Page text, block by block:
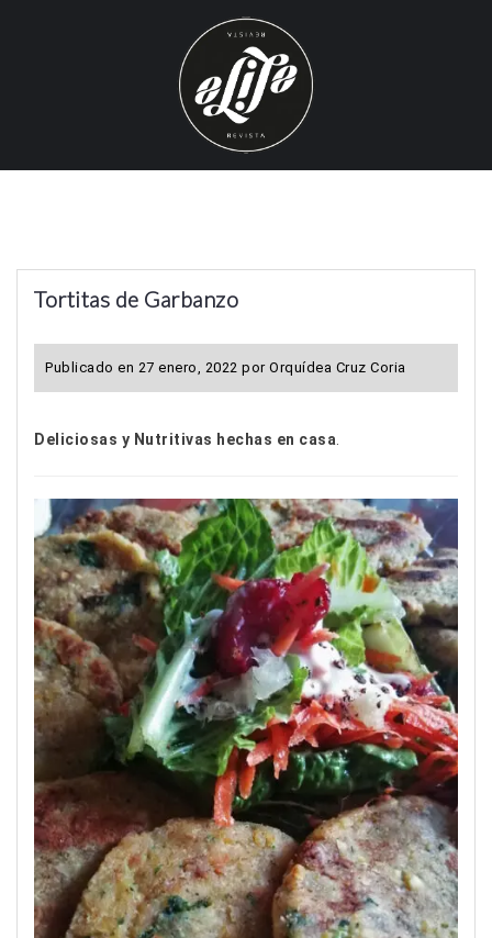
Tortitas de Garbanzo
Publicado en 27 enero, 2022 por Orquídea Cruz Coria
Deliciosas y Nutritivas hechas en casa